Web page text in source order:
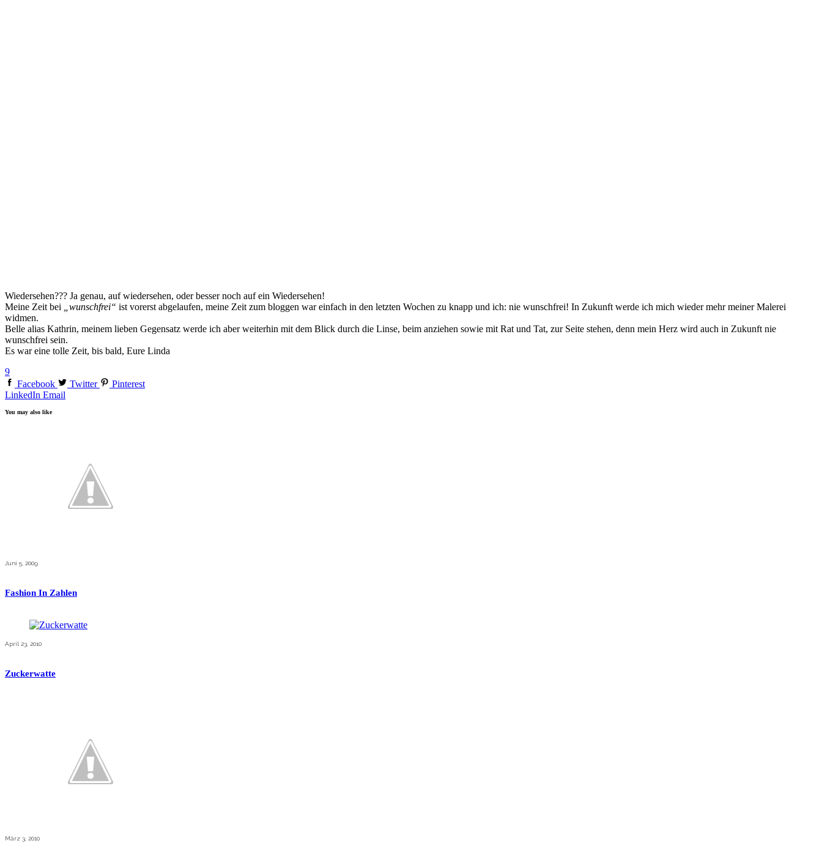
Wiedersehen??? Ja genau, auf wiedersehen, oder besser noch auf ein Wiedersehen!
Meine Zeit bei
„wunschfrei“ ist vorerst abgelaufen, meine Zeit zum bloggen war einfach in den letzten Wochen zu knapp und ich: nie wunschfrei! In Zukunft werde ich mich wieder mehr meiner Malerei
widmen.
Belle alias Kathrin, meinem lieben Gegensatz werde ich aber weiterhin mit dem Blick durch die Linse, beim anziehen sowie mit Rat und Tat, zur Seite stehen, denn mein Herz wird auch in Zukunft nie
wunschfrei sein.
Es war eine tolle Zeit, bis bald, Eure Linda
9
Facebook
Twitter
Pinterest
LinkedIn Email
You may also like
Juni 5, 2009
Fashion In Zahlen
April 23, 2010
Zuckerwatte
März 3, 2010